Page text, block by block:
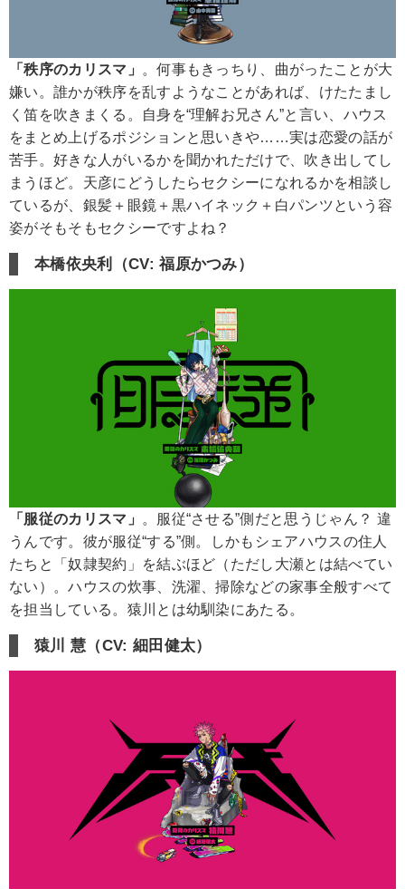
「秩序のカリスマ」
。何事もきっちり、曲がったことが大
嫌い。誰かが秩序を乱すようなことがあれば、けたたまし
く笛を吹きまくる。自身を“理解お兄さん”と言い、ハウス
をまとめ上げるポジションと思いきや……実は恋愛の話が
苦手。好きな人がいるかを聞かれただけで、吹き出してし
まうほど。天彦にどうしたらセクシーになれるかを相談し
ているが、銀髪＋眼鏡＋黒ハイネック＋白パンツという容
姿がそもそもセクシーですよね？
本橋依央利（CV: 福原かつみ）
「服従のカリスマ」
。服従“させる”側だと思うじゃん？ 違
うんです。彼が服従“する”側。しかもシェアハウスの住人
たちと「奴隷契約」を結ぶほど（ただし大瀬とは結べてい
ない）。ハウスの炊事、洗濯、掃除などの家事全般すべて
を担当している。猿川とは幼馴染にあたる。
猿川 慧（CV: 細田健太）